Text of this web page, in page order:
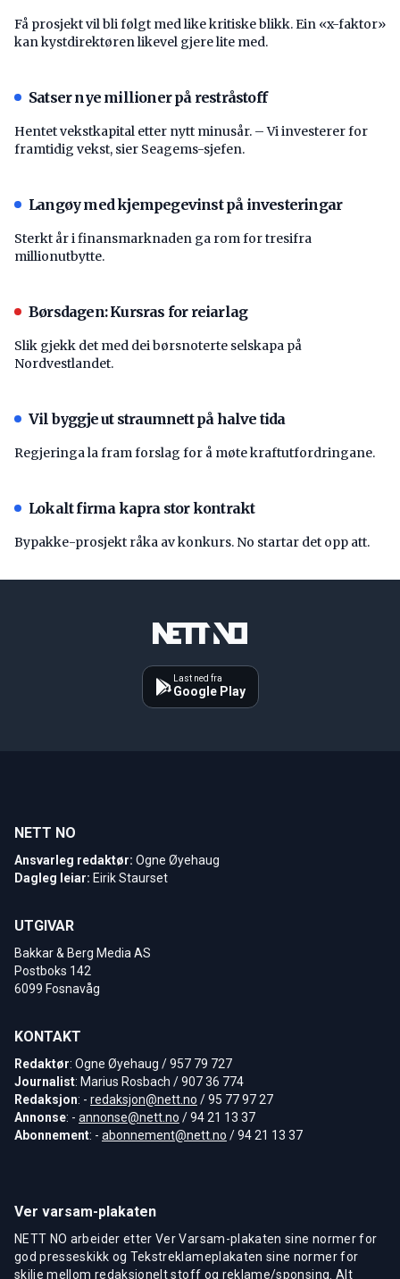
Få prosjekt vil bli følgt med like kritiske blikk. Ein «x-faktor»
kan kystdirektøren likevel gjere lite med.
Satser nye millioner på restråstoff
Hentet vekstkapital etter nytt minusår. – Vi investerer for
framtidig vekst, sier Seagems-sjefen.
Langøy med kjempegevinst på investeringar
Sterkt år i finansmarknaden ga rom for tresifra
millionutbytte.
Børsdagen: Kursras for reiarlag
Slik gjekk det med dei børsnoterte selskapa på
Nordvestlandet.
Vil byggje ut straumnett på halve tida
Regjeringa la fram forslag for å møte kraftutfordringane.
Lokalt firma kapra stor kontrakt
Bypakke-prosjekt råka av konkurs. No startar det opp att.
Last ned fra
Google Play
NETT NO
Ansvarleg redaktør: Ogne Øyehaug
Dagleg leiar: Eirik Staurset
UTGIVAR
Bakkar & Berg Media AS
Postboks 142
6099 Fosnavåg
KONTAKT
Redaktør: Ogne Øyehaug / 957 79 727
Journalist: Marius Rosbach / 907 36 774
Redaksjon: - redaksjon@nett.no / 95 77 97 27
Annonse: - annonse@nett.no / 94 21 13 37
Abonnement: - abonnement@nett.no / 94 21 13 37
Ver varsam-plakaten
NETT NO arbeider etter Ver Varsam-plakaten sine normer for
god presseskikk og Tekstreklameplakaten sine normer for
skilje mellom redaksjonelt stoff og reklame/sponsing. Alt